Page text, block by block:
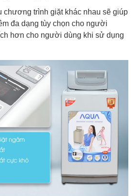
chương trình giặt khác nhau sẽ giúp
đa dạng tùy chọn cho người
hơn cho người dùng khi sử dụng